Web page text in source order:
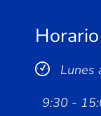
Horario
Lunes
9:30 -